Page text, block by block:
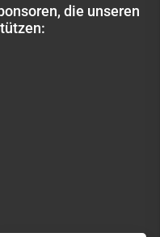
die unseren